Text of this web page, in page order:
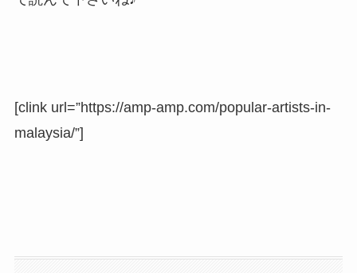
[clink url=”https://amp-amp.com/popular-artists-in-
malaysia/”]